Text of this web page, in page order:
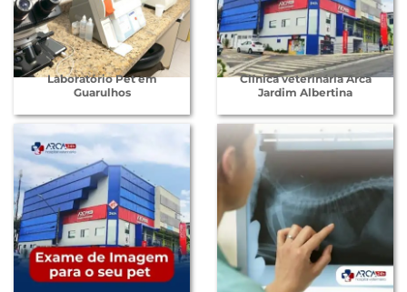
Laboratório Pet em
Guarulhos
Clínica veterinária Arca
Jardim Albertina